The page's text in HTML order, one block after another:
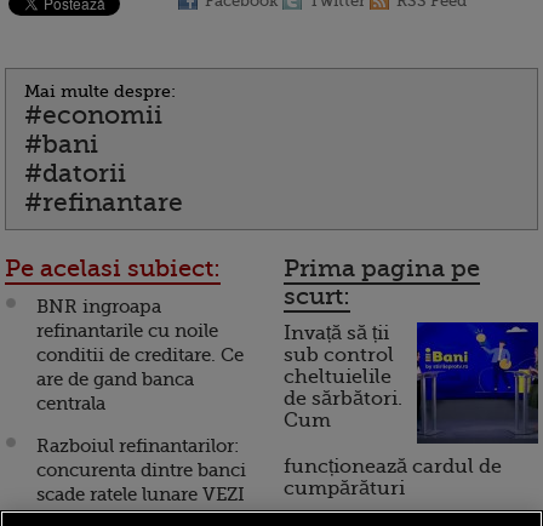
Mai multe despre:
#economii
#bani
#datorii
#refinantare
Pe acelasi subiect:
BNR ingroapa
refinantarile cu noile
conditii de creditare. Ce
are de gand banca
centrala
Razboiul refinantarilor:
concurenta dintre banci
scade ratele lunare VEZI
OFERTE
Prima pagina pe
scurt:
Invață să ții
sub control
cheltuielile
de sărbători.
Cum
funcționează cardul de
cumpărături